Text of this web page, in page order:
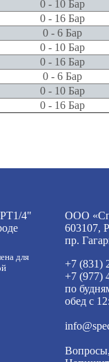
0 - 10 Бар
0 - 16 Бар
0 - 6 Бар
0 - 10 Бар
0 - 16 Бар
0 - 6 Бар
0 - 10 Бар
0 - 16 Бар
для
ООО
603107,
пр.
+7 (831)
+7 (977)
по
обед с